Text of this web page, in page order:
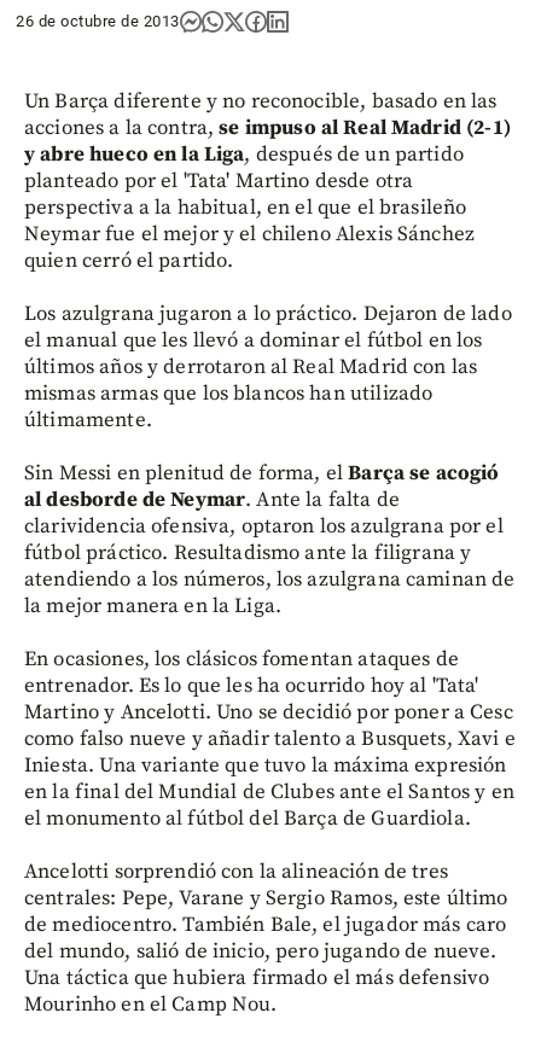
26 de octubre de 2013
Un Barça diferente y no reconocible, basado en las
acciones a la contra,se impuso al Real Madrid (2-1)
y abre hueco en la Liga, después de un partido
planteado por el 'Tata' Martino desde otra
perspectiva a la habitual, en el que el brasileño
Neymar fue el mejor y el chileno Alexis Sánchez
quien cerró el partido.
Los azulgrana jugaron a lo práctico. Dejaron de lado
el manual que les llevó a dominar el fútbol en los
últimos años y derrotaron al Real Madrid con las
mismas armas que los blancos han utilizado
últimamente.
Sin Messi en plenitud de forma, elBarça se acogió
al desborde de Neymar. Ante la falta de
clarividencia ofensiva, optaron los azulgrana por el
fútbol práctico. Resultadismo ante la filigrana y
atendiendo a los números, los azulgrana caminan de
la mejor manera en la Liga.
En ocasiones, los clásicos fomentan ataques de
entrenador. Es lo que les ha ocurrido hoy al 'Tata'
Martino y Ancelotti. Uno se decidió por poner a Cesc
como falso nueve y añadir talento a Busquets, Xavi e
Iniesta. Una variante que tuvo la máxima expresión
en la final del Mundial de Clubes ante el Santos y en
el monumento al fútbol del Barça de Guardiola.
Ancelotti sorprendió con la alineación de tres
centrales: Pepe, Varane y Sergio Ramos, este último
de mediocentro. También Bale, el jugador más caro
del mundo, salió de inicio, pero jugando de nueve.
Una táctica que hubiera firmado el más defensivo
Mourinho en el Camp Nou.